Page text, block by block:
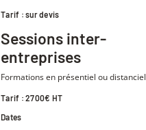
Tarif : sur devis
Sessions inter-
entreprises
Formations en présentiel ou distanciel
Tarif : 2700€ HT
Dates